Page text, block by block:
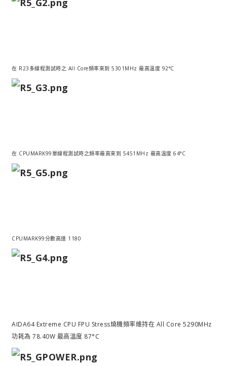
在 R23多線程測試時之 All Core頻率來到 5301MHz 最高溫度 92°C
在 CPUMARK99單線程測試時之頻率最高來到 5451MHz 最高溫度 64°C
CPUMARK99分數高達 1180
AIDA64 Extreme CPU FPU Stress燒機頻率維持在 All Core 5290MHz
功耗為 78.40W 最高溫度 87°C